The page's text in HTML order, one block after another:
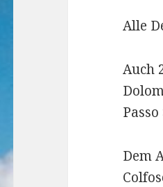
Alle
Auch
Dem